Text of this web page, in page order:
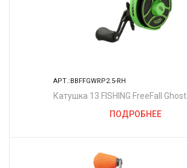
АРТ.:BBFFGWRP2.5-RH
Катушка 13 FISHING FreeFall Ghost
ПОДРОБНЕЕ